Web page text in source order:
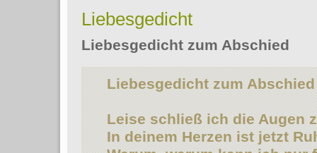
Liebesgedicht
Liebesgedicht zum Abschied
Liebesgedicht zum Abschied
Leise schließ ich die Augen
In deinem Herzen ist jetzt